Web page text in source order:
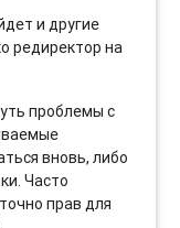
и другие
редиректор на
проблемы с
вновь, либо
Часто
прав для